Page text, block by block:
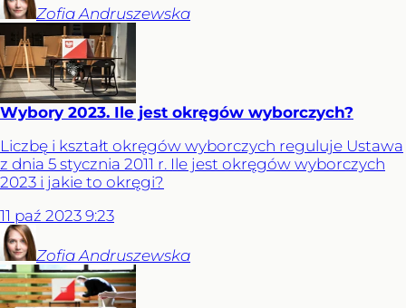
Zofia Andruszewska
Wybory 2023. Ile jest okręgów wyborczych?
Liczbę i kształt okręgów wyborczych reguluje Ustawa
z dnia 5 stycznia 2011 r. Ile jest okręgów wyborczych
2023 i jakie to okręgi?
11 paź 2023 9:23
Zofia Andruszewska